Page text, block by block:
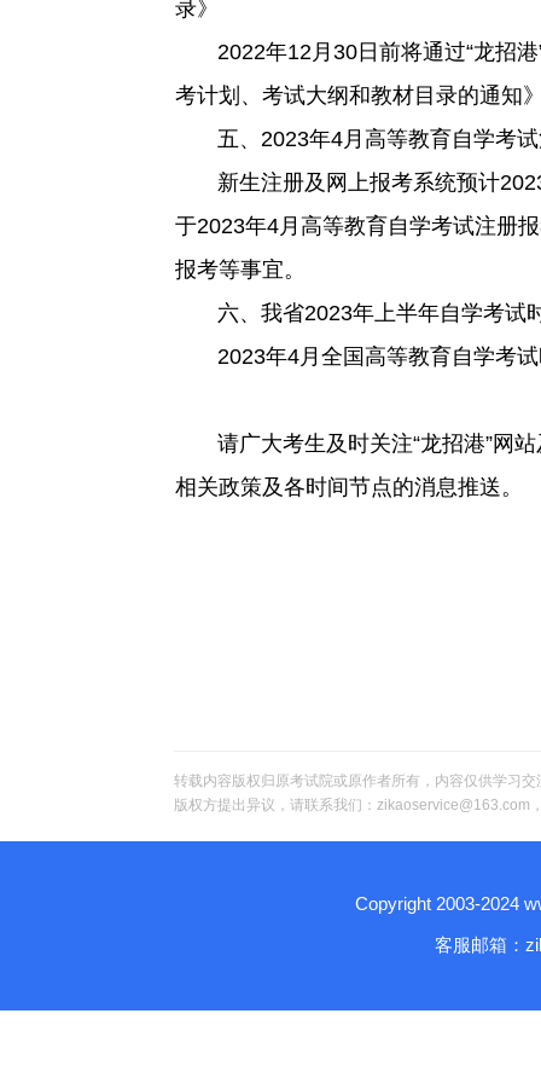
录》
2022年12月30日前将通过“龙招港
考计划、考试大纲和教材目录的通知
五、2023年4月高等教育自学考试
新生注册及网上报考系统预计2023
于2023年4月高等教育自学考试注册
报考等事宜。
六、我省2023年上半年自学考试
2023年4月全国高等教育自学考试
请广大考生及时关注“龙招港”网站
相关政策及各时间节点的消息推送。
转载内容版权归原考试院或原作者所有，内容仅供学习
版权方提出异议，请联系我们：zikaoservice@163.com
Copyright 2003-2024
客服邮箱：